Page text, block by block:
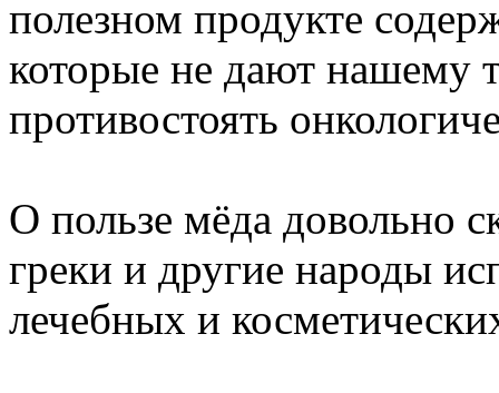
полезном продукте
которые не дают нашему
противостоять
О пользе мёда довольно
греки и другие народы
лечебных и